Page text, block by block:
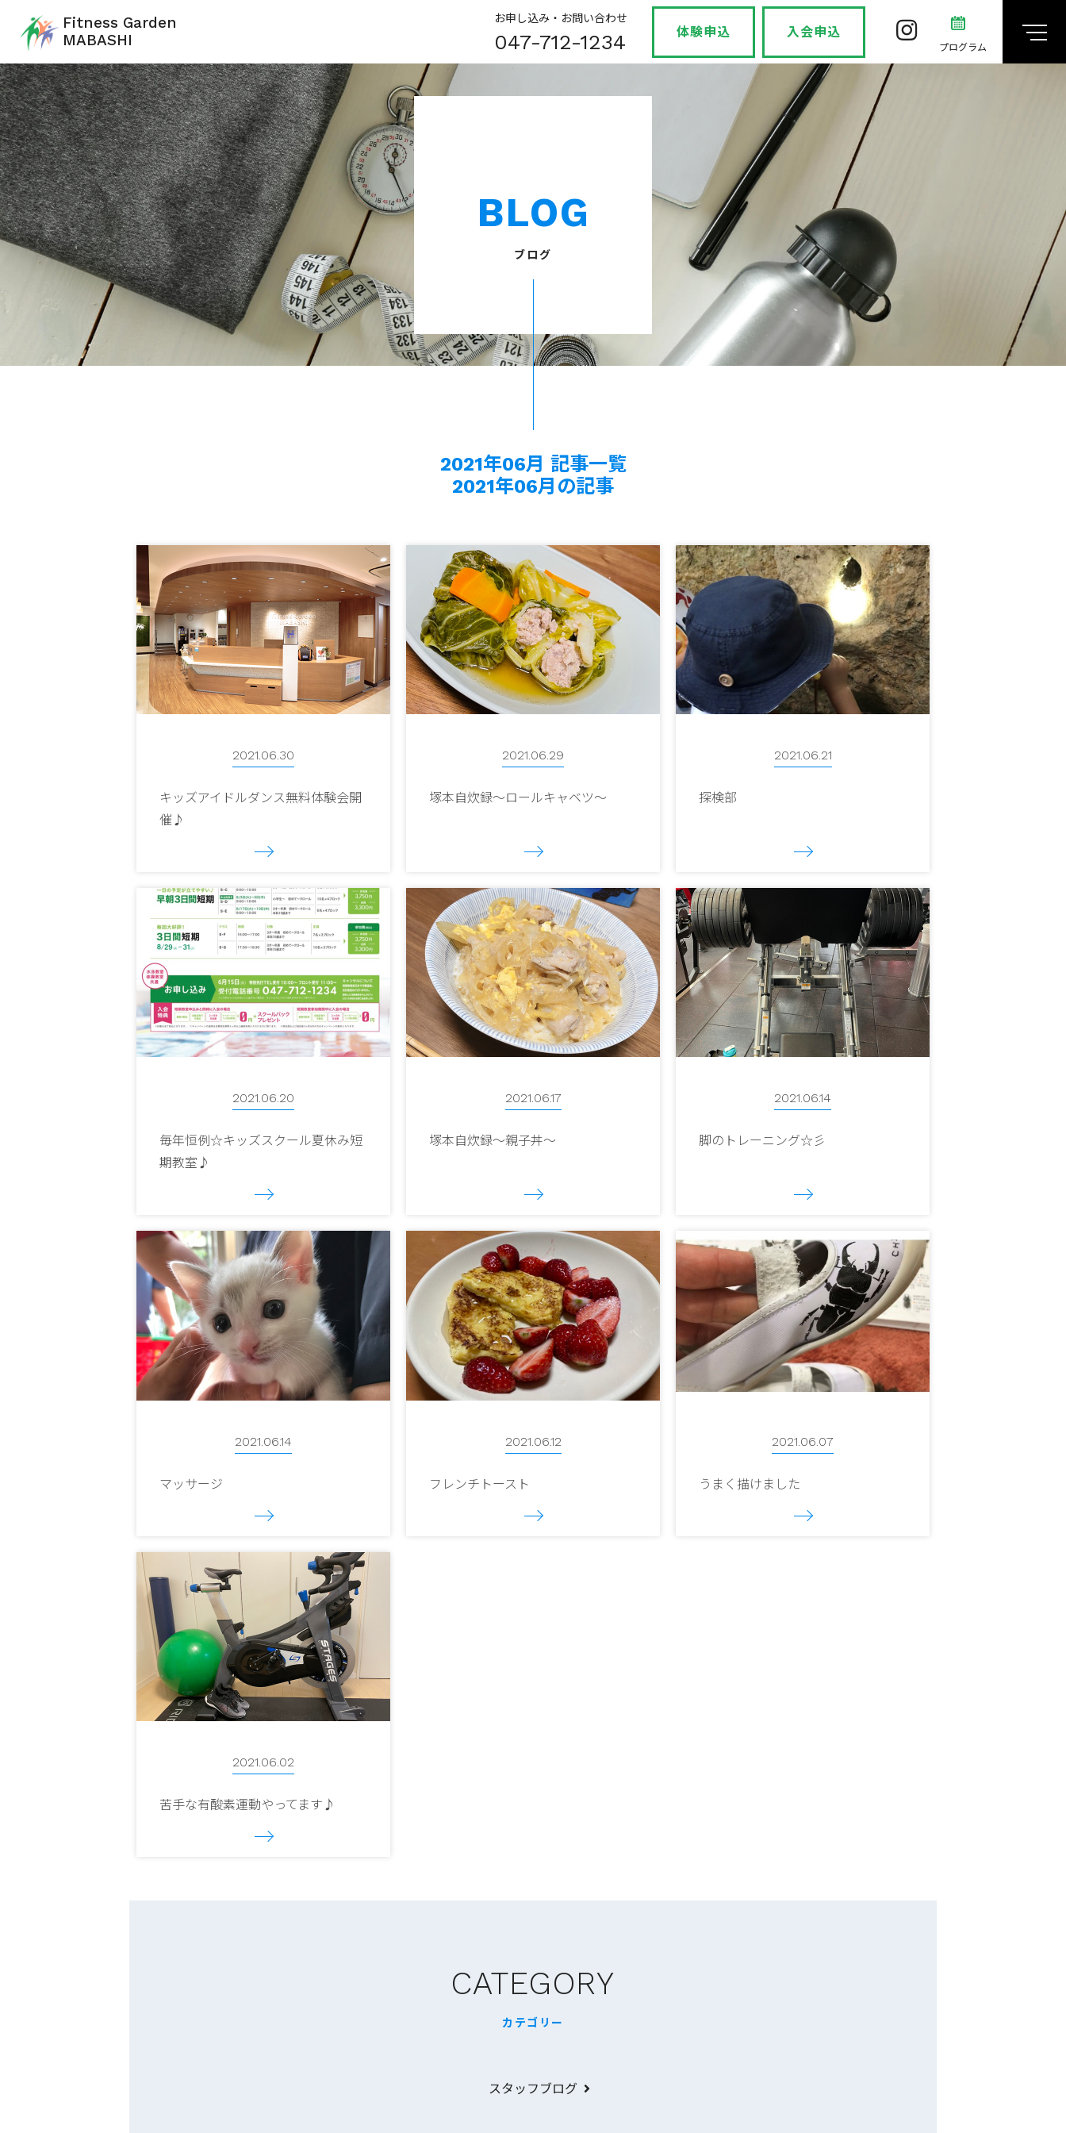
Fitness Garden
MABASHI
お申し込み・お問い合わせ
047-712-1234 体験申込 入会申込
プログラム
BLOG
ブログ
2021年06月 記事一覧
2021年06月の記事
2021.06.30
キッズアイドルダンス無料体験会開
催♪
2021.06.29
塚本自炊録～ロールキャベツ～
2021.06.21
探検部
2021.06.20
毎年恒例☆キッズスクール夏休み短
期教室♪
2021.06.17
塚本自炊録～親子丼～
2021.06.14
脚のトレーニング☆彡
2021.06.14
マッサージ
2021.06.12
フレンチトースト
2021.06.07
うまく描けました
2021.06.02
苦手な有酸素運動やってます♪
CATEGORY
カテゴリー
スタッフブログ